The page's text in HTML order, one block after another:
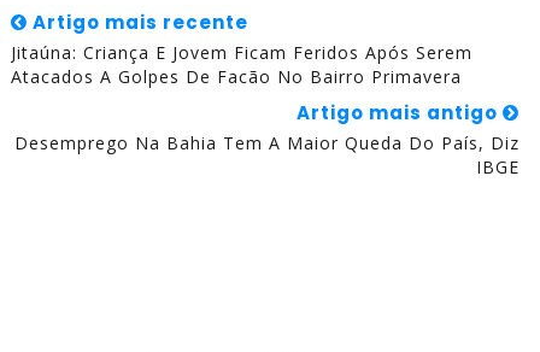
Artigo mais recente
Jitaúna: Criança E Jovem Ficam Feridos Após Serem
Atacados A Golpes De Facão No Bairro Primavera
Artigo mais antigo
Desemprego Na Bahia Tem A Maior Queda Do País, Diz
IBGE